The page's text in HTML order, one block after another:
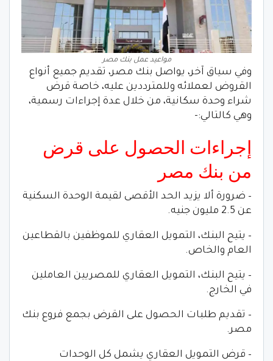
مواعيد عمل بنك مصر
وفي سياق آخر، يواصل بنك مصر، تقديم جميع أنواع
القروض لعملائه وللمترددين عليه، خاصة قرض
شراء وحدة سكانية، من خلال عدة إجراءات رسمية،
وهي كالتالي:-
إجراءات الحصول على قرض
من بنك مصر
– ضرورة ألا يزيد الحد الأقصى لقيمة الوحدة السكنية
عن 2.5 مليون جنيه.
– يتيح البنك، التمويل العقاري للموظفين بالقطاعين
العام والخاص.
– يتيح البنك، التمويل العقاري للمصريين العاملين
في الخارج.
– تقديم طلبات الحصول على القرض بجمع فروع بنك
مصر.
– قرض التمويل العقاري يشمل كل الوحدات